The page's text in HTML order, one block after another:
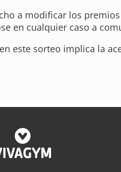
a modificar los
en cualquier caso a
este sorteo implica la